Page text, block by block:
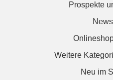
Prospekte
Weitere
Neu im